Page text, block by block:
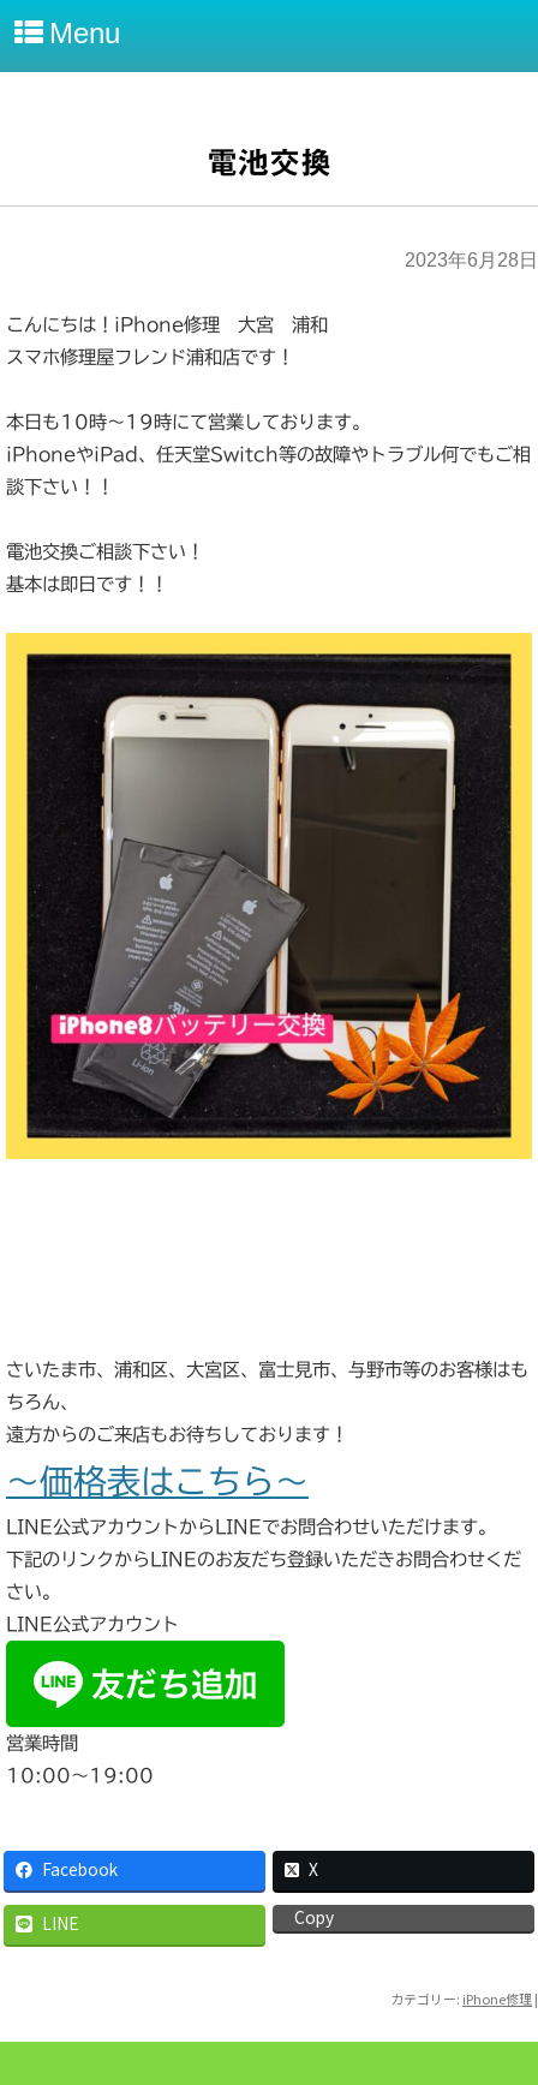
Menu
電池交換
2023年6月28日
こんにちは！iPhone修理 大宮 浦和
スマホ修理屋フレンド浦和店です！
本日も10時～19時にて営業しております。
iPhoneやiPad、任天堂Switch等の故障やトラブル何でもご相
談下さい！！
電池交換ご相談下さい！
基本は即日です！！
さいたま市、浦和区、大宮区、富士見市、与野市等のお客様はも
ちろん、
遠方からのご来店もお待ちしております！
～価格表はこちら～
LINE公式アカウントからLINEでお問合わせいただけます。
下記のリンクからLINEのお友だち登録いただきお問合わせくだ
さい。
LINE公式アカウント
営業時間
10:00〜19:00
Facebook X
LINE Copy
カテゴリー: iPhone修理|